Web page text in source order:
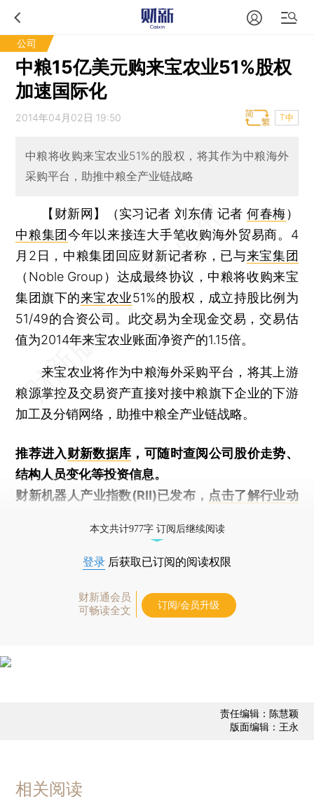
公司
中粮15亿美元购来宝农业51%股权
加速国际化
2014年04月02日 19:50 T中
中粮将收购来宝农业51%的股权，将其作为中粮海外
采购平台，助推中粮全产业链战略
【财新网】（实习记者 刘东倩 记者何春梅）
中粮集团今年以来接连大手笔收购海外贸易商。4
月2日，中粮集团回应财新记者称，已与来宝集团
（Noble Group）达成最终协议，中粮将收购来宝
集团旗下的来宝农业51%的股权，成立持股比例为
51/49的合资公司。此交易为全现金交易，交易估
值为2014年来宝农业账面净资产的1.15倍。
来宝农业将作为中粮海外采购平台，将其上游
粮源掌控及交易资产直接对接中粮旗下企业的下游
加工及分销网络，助推中粮全产业链战略。
推荐进入财新数据库 ，可随时查阅公司股价走势、
结构人员变化等投资信息。
财新机器人产业指数(RII)已发布， 点击了解行业动
本文共计977字 订阅后继续阅读
登录 后获取已订阅的阅读权限
财新通会员
可畅读全文
订阅/会员升级
责任编辑：陈慧颖
版面编辑：王永
相关阅读